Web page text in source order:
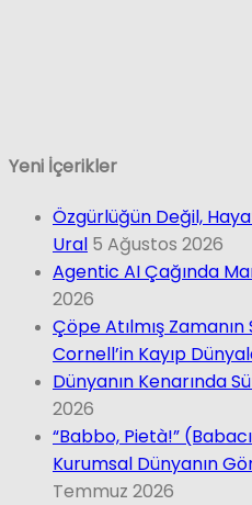
Yeni İçerikler
Özgürlüğün Değil,
Ural 5 Ağustos 2026
Agentic AI Çağında
2026
Çöpe Atılmış Zamanın
Cornell’in Kayıp
Dünyanın Kenarında
2026
“Babbo, Pietà!”
Kurumsal Dünyanın
Temmuz 2026